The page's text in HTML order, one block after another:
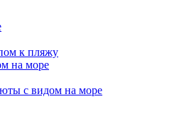
к пляжу
на море
с видом на море